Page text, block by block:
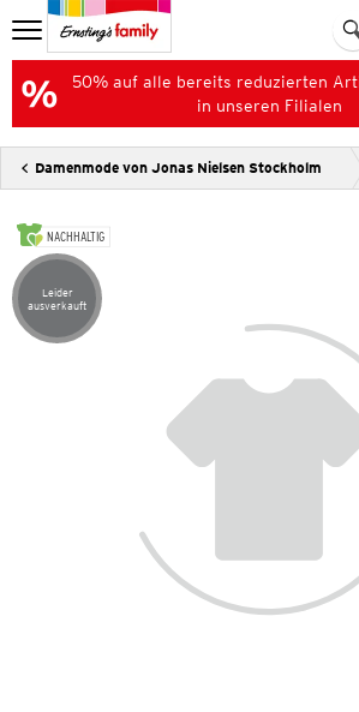
50% auf alle bereits reduzierten
in unseren Filialen
Damenmode von Jonas Nielsen Stockholm
NACHHALTIG
Artikel leider ausverkauft
Leider
ausverkauft